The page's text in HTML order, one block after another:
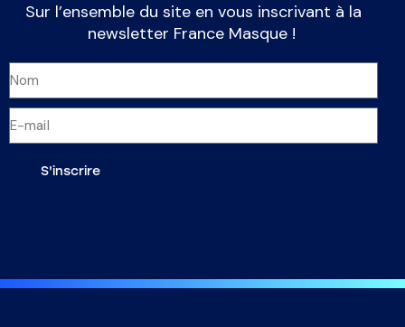
Sur l’ensemble du site en vous inscrivant à la
newsletter France Masque !
S'inscrire